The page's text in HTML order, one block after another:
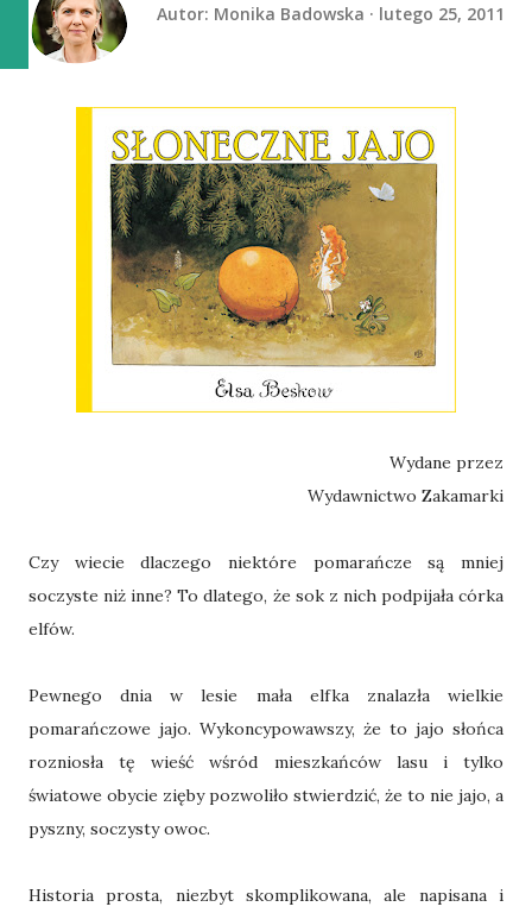
Autor: Monika Badowska lutego 25, 2011
Wydane przez
Wydawnictwo Zakamarki
Czy wiecie dlaczego niektóre pomarańcze są mniej
soczyste niż inne? To dlatego, że sok z nich podpijała córka
elfów.
Pewnego dnia w lesie mała elfka znalazła wielkie
pomarańczowe jajo. Wykoncypowawszy, że to jajo słońca
rozniosła tę wieść wśród mieszkańców lasu i tylko
światowe obycie zięby pozwoliło stwierdzić, że to nie jajo, a
pyszny, soczysty owoc.
Historia prosta, niezbyt skomplikowana, ale napisana i